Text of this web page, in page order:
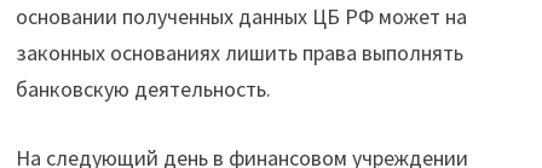
основании полученных данных ЦБ РФ может на
законных основаниях лишить права выполнять
банковскую деятельность.
На следующий день в финансовом учреждении